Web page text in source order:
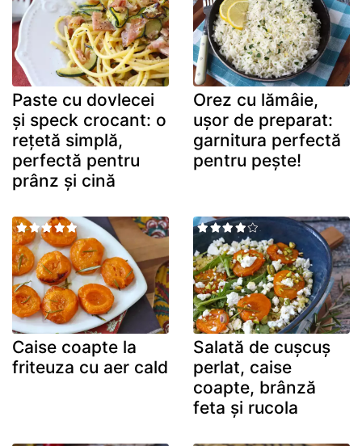
Paste cu dovlecei
și speck crocant: o
rețetă simplă,
perfectă pentru
prânz și cină
Orez cu lămâie,
ușor de preparat:
garnitura perfectă
pentru pește!
Caise coapte la
friteuza cu aer cald
Salată de cușcuș
perlat, caise
coapte, brânză
feta și rucola